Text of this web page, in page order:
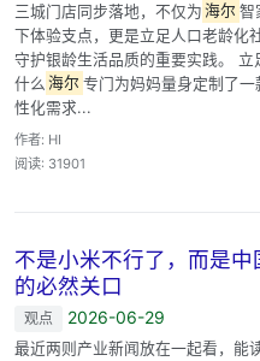
三城门店同步落地，不仅为 海尔 智
下体验支点，更是立足人口老龄化
守护银龄生活品质的重要实践。
什么 海尔 专门为妈妈量身定制了
性化需求...
作者: HI
阅读: 31901
不是小米不行了，而是
的必然关口
观点 2026-06-29
最近两则产业新闻放在一起看，能